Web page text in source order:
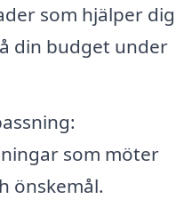
som hjälper dig
din budget under
som möter
önskemål.